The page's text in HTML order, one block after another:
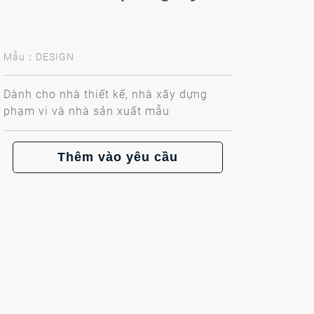
Mẫu：DESIGN
Dành cho nhà thiết kế, nhà xây dựng
phạm vi và nhà sản xuất mẫu
Thêm vào yêu cầu